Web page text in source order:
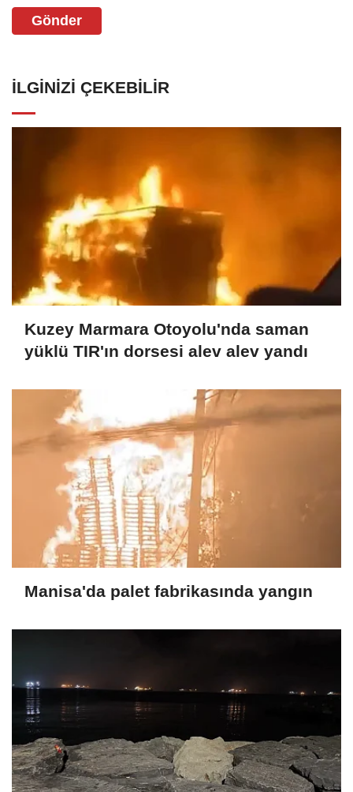
Gönder
İLGINIZI ÇEKEBILIR
Kuzey Marmara Otoyolu'nda saman
yüklü TIR'ın dorsesi alev alev yandı
Manisa'da palet fabrikasında yangın